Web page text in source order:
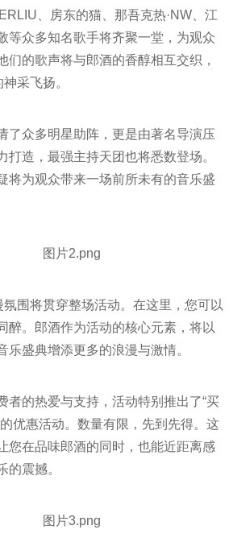
、房东的猫、那吾克热·NW、江
等众多知名歌手将齐聚一堂，为观众
们的歌声将与郎酒的香醇相互交织，
采飞扬。
了众多明星助阵，更是由著名导演压
打造，最强主持天团也将悉数登场。
将为观众带来一场前所未有的音乐盛
氛围将贯穿整场活动。在这里，您可以
醉。郎酒作为活动的核心元素，将以
乐盛典增添更多的浪漫与激情。
者的热爱与支持，活动特别推出了“买
优惠活动。数量有限，先到先得。这
您在品味郎酒的同时，也能近距离感
的震撼。